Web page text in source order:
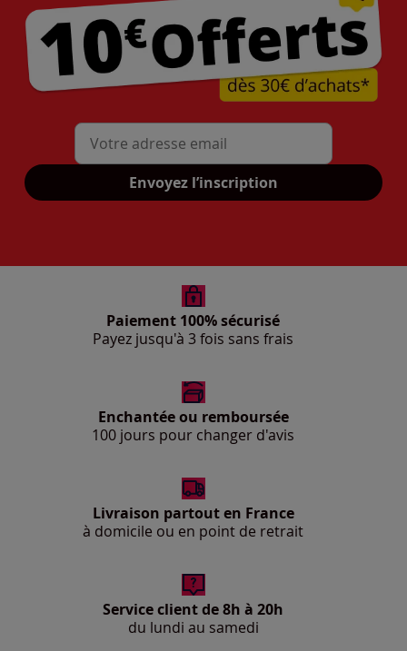
Mon adresse mail
Envoyez l’inscription
Paiement 100% sécurisé
Payez jusqu'à 3 fois sans frais
Enchantée ou remboursée
100 jours pour changer d'avis
Livraison partout en France
à domicile ou en point de retrait
Service client de 8h à 20h
du lundi au samedi